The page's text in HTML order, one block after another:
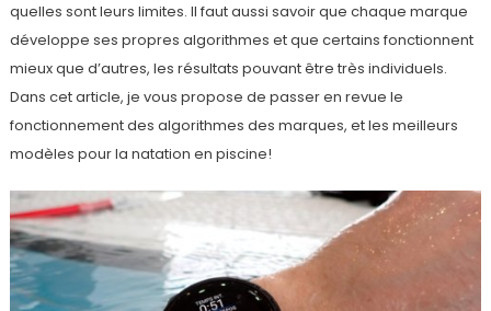
quelles sont leurs limites. Il faut aussi savoir que chaque marque
développe ses propres algorithmes et que certains fonctionnent
mieux que d’autres, les résultats pouvant être très individuels.
Dans cet article, je vous propose de passer en revue le
fonctionnement des algorithmes des marques, et les meilleurs
modèles pour la natation en piscine!